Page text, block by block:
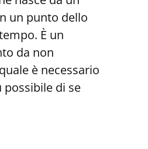
un punto dello
È un
da non
è necessario
di se